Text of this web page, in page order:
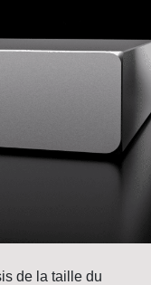
de la taille du